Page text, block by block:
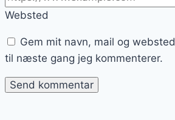
Websted
Gem mit navn, mail og
til næste gang jeg kommenterer.